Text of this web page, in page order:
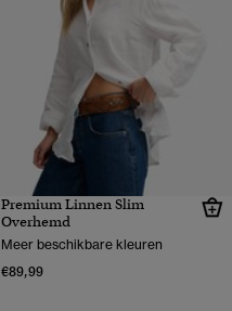
Premium Linnen Slim
Overhemd
Meer beschikbare kleuren
€89,99